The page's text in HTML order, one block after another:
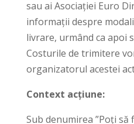
sau ai Asociației Euro
informații despre
livrare, urmând ca apoi
Costurile de trimitere
organizatorul acestei
Context acțiune:
Sub denumirea ”Poți